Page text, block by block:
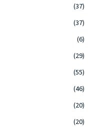
(37)
(37)
(6)
(29)
(55)
(46)
(20)
(20)